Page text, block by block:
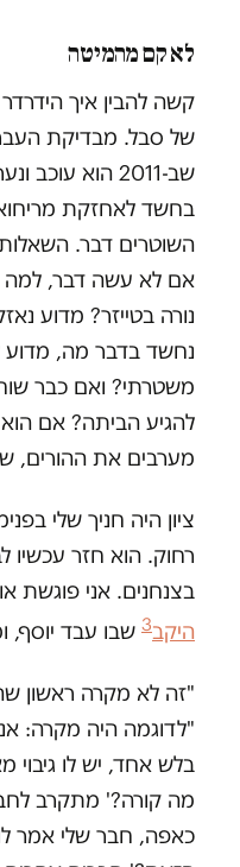
לא קם מהמיטה
קשה להבין איך
של סבל. מבדיקת
שב-2011 הוא
בחשד לאחזקת
השוטרים דבר.
אם לא עשה דבר, למה
נורה בטייזר? מדוע
נחשד בדבר מה, מדוע
משטרתי? ואם כבר
להגיע הביתה? אם
מערבים את ההורים,
ציון היה חניך שלי
רחוק. הוא חזר עכשיו
בצנחנים. אני פוגשת
היקב3 שבו עבד יוסף,
"זה לא מקרה ראשון
"לדוגמה היה מקרה:
בלש אחד, יש לו
מה קורה?' מתקרב
כאפה, חבר שלי אמר